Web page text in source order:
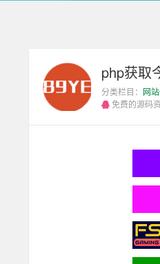
php获取
分类栏目： 网
免费的源码